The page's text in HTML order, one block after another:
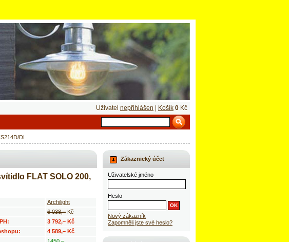
DI
FLAT SOLO 200,
Archilight
6 038,– Kč
3 792,– Kč
4 589,– Kč
Zákaznický účet
Uživatelské jméno
Heslo
Nový zákazník
Zapomněli jste své heslo?
Uživatel nepřihlášen Košík 0 Kč